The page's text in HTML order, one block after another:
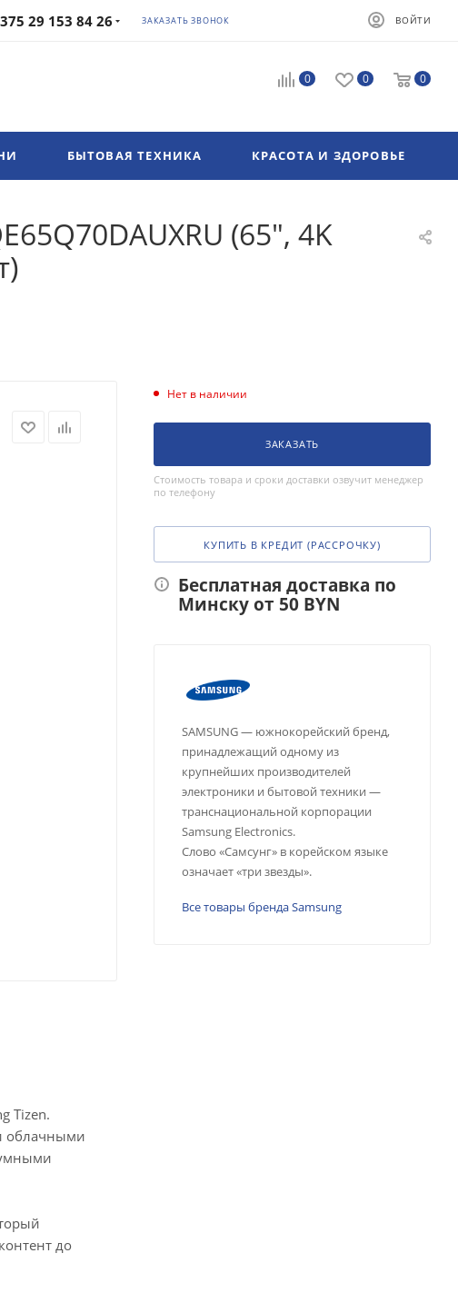
29 153 84 26 ЗАКАЗАТЬ ЗВОНОК ВОЙТИ
0 0 0
БЫТОВАЯ ТЕХНИКА КРАСОТА И ЗДОРОВЬЕ
(65", 4K
Tizen.
облачными
до
Нет в наличии
ЗАКАЗАТЬ
Стоимость товара и сроки доставки озвучит менеджер
по телефону
КУПИТЬ В КРЕДИТ (РАССРОЧКУ)
Бесплатная доставка по
Минску от 50 BYN
SAMSUNG — южнокорейский бренд,
принадлежащий одному из
крупнейших производителей
электроники и бытовой техники —
транснациональной корпорации
Samsung Electronics.
Слово «Самсунг» в корейском языке
означает «три звезды».
Все товары бренда Samsung